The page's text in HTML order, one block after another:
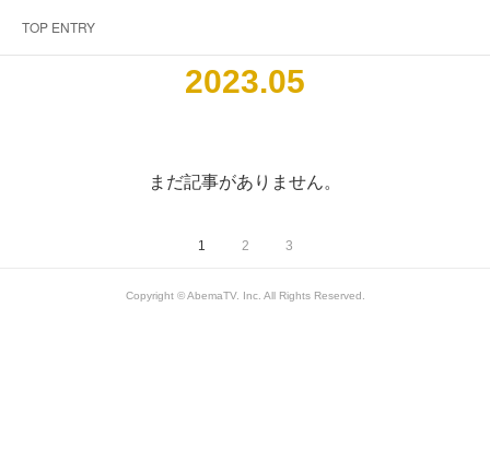
TOP ENTRY
2023.05
まだ記事がありません。
1 2 3
Copyright © AbemaTV. Inc. All Rights Reserved.